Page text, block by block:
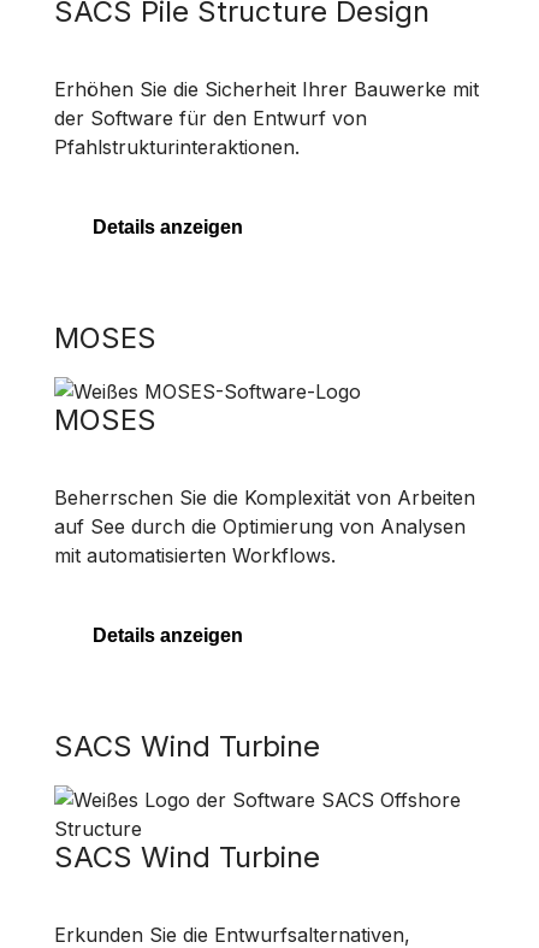
SACS Pile Structure Design
Erhöhen Sie die Sicherheit Ihrer Bauwerke mit
der Software für den Entwurf von
Pfahlstrukturinteraktionen.
Details anzeigen
MOSES
MOSES
Beherrschen Sie die Komplexität von Arbeiten
auf See durch die Optimierung von Analysen
mit automatisierten Workflows.
Details anzeigen
SACS Wind Turbine
SACS Wind Turbine
Erkunden Sie die Entwurfsalternativen,